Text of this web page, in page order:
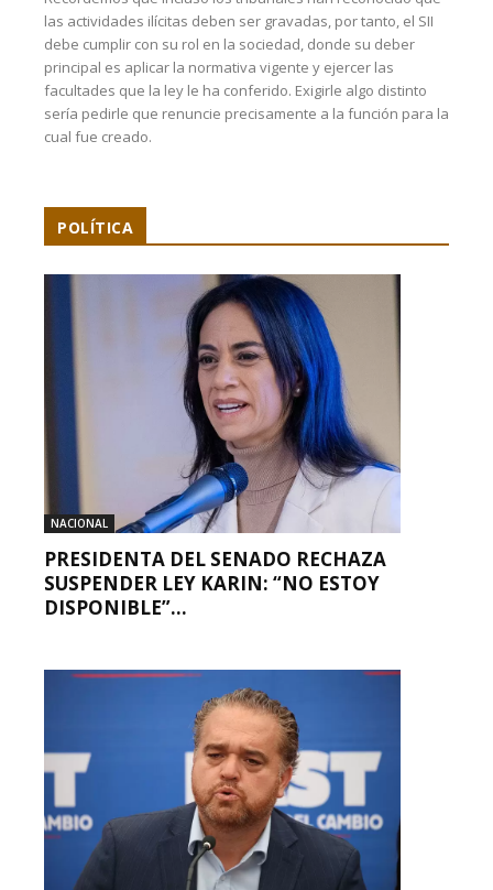
las actividades ilícitas deben ser gravadas, por tanto, el SII
debe cumplir con su rol en la sociedad, donde su deber
principal es aplicar la normativa vigente y ejercer las
facultades que la ley le ha conferido. Exigirle algo distinto
sería pedirle que renuncie precisamente a la función para la
cual fue creado.
POLÍTICA
NACIONAL
PRESIDENTA DEL SENADO RECHAZA
SUSPENDER LEY KARIN: “NO ESTOY
DISPONIBLE”...